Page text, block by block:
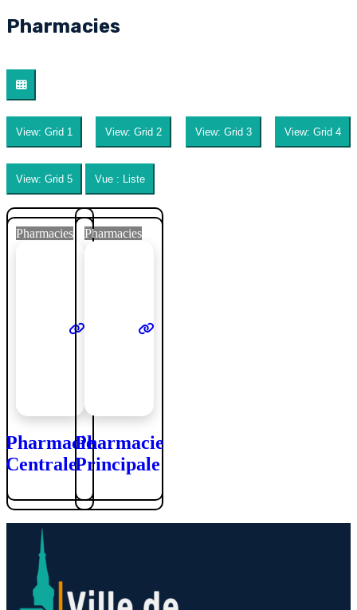
Pharmacies
View: Grid 1 View: Grid 2 View: Grid 3 View: Grid 4
View: Grid 5 Vue : Liste
Pharmacies
Pharmacie
Centrale
Pharmacies
Pharmacie
Principale